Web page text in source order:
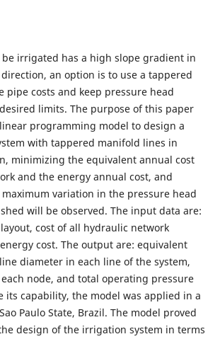
irrigated has a high slope gradient in
an option is to use a tappered
pipe costs and keep pressure head
limits. The purpose of this paper
programming model to design a
with tappered manifold lines in
minimizing the equivalent annual cost
and the energy annual cost, and
variation in the pressure head
will be observed. The input data are:
cost of all hydraulic network
cost. The output are: equivalent
diameter in each line of the system,
node, and total operating pressure
its capability, the model was applied in a
Paulo State, Brazil. The model proved
design of the irrigation system in terms